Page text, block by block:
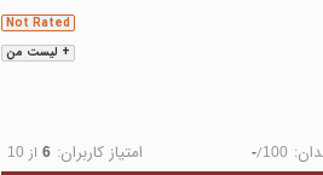
+ لیست من
Not Rated
-/100 امتیاز کاربران: 6 از 10